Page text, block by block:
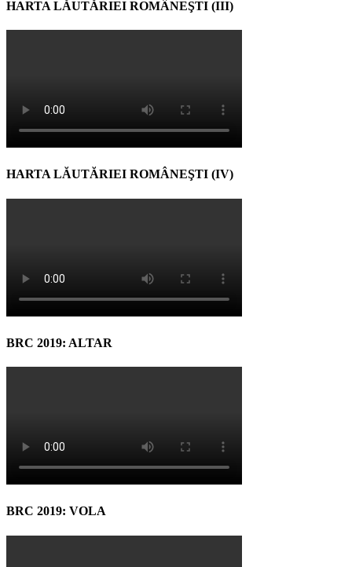
HARTA LĂUTĂRIEI ROMÂNEŞTI (III)
HARTA LĂUTĂRIEI ROMÂNEŞTI (IV)
BRC 2019: ALTAR
BRC 2019: VOLA